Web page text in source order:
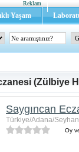
Reklam
Yaşam
(Zülbiye
Saygıncan
Türkiye/Adana/Seyhan
Oy